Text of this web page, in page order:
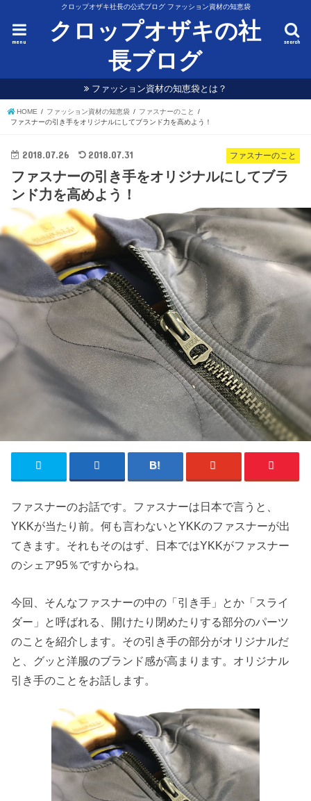
クロップオザキ社長の公式ブログ ファッション資材の知恵袋
クロップオザキの社
長ブログ
search
menu
ファッション資材の知恵袋とは？
HOME ファッション資材の知恵袋
ファスナーのこと
ファスナーの引き手をオリジナルにしてブランド力を高めよう！
ファスナーのこと
2018.07.26 2018.07.31
ファスナーの引き手をオリジナルにしてブラ
ンド力を高めよう！
ファスナーのお話です。ファスナーは日本で言うと、
YKKが当たり前。何も言わないとYKKのファスナーが出
てきます。それもそのはず、日本ではYKKがファスナー
のシェア95％ですからね。
今回、そんなファスナーの中の「引き手」とか「スライ
ダー」と呼ばれる、開けたり閉めたりする部分のパーツ
のことを紹介します。その引き手の部分がオリジナルだ
と、グッと洋服のブランド感が高まります。オリジナル
引き手のことをお話します。